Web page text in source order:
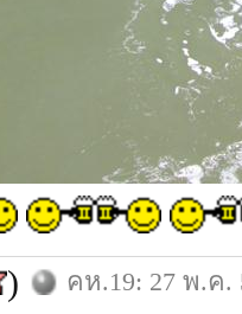
) คห.19: 27 พ.ค.